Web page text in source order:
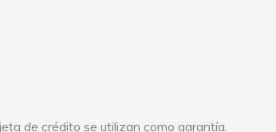
de crédito se utilizan como garantía.